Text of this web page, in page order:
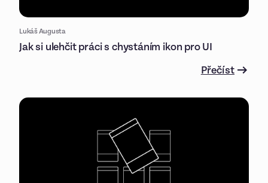
Lukáš Augusta
Jak si ulehčit práci s chystáním ikon pro UI
Přečíst